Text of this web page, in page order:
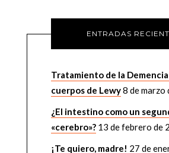
ENTRADAS
Tratamiento de la
cuerpos de Lewy8 de marzo
¿El intestino como un
«cerebro»? 13 de febrero de
¡Te quiero, madre! 27 de